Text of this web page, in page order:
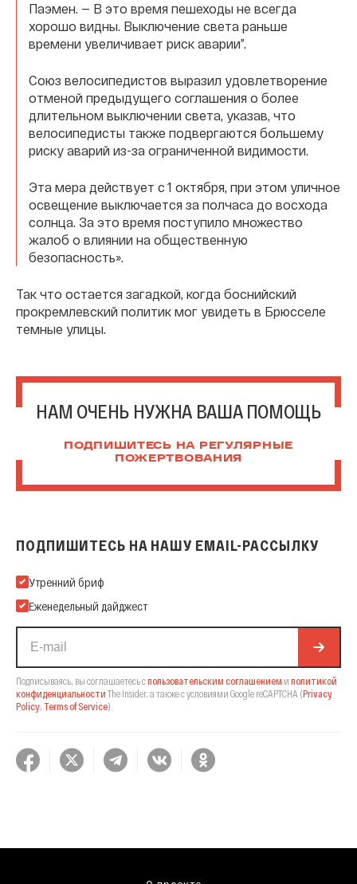
Паэмен. — В это время пешеходы не всегда
хорошо видны. Выключение света раньше
времени увеличивает риск аварии”.
Союз велосипедистов выразил удовлетворение
отменой предыдущего соглашения о более
длительном выключении света, указав, что
велосипедисты также подвергаются большему
риску аварий из-за ограниченной видимости.
Эта мера действует с 1 октября, при этом уличное
освещение выключается за полчаса до восхода
солнца. За это время поступило множество
жалоб о влиянии на общественную
безопасность».
Так что остается загадкой, когда боснийский
прокремлевский политик мог увидеть в Брюсселе
темные улицы.
НАМ ОЧЕНЬ НУЖНА ВАША ПОМОЩЬ
ПОДПИШИТЕСЬ НА РЕГУЛЯРНЫЕ
ПОЖЕРТВОВАНИЯ
ПОДПИШИТЕСЬ НА НАШУ EMAIL-РАССЫЛКУ
Подпишитесь на нашу Email-рассылку
Утренний бриф
Еженедельный дайджест
Подписываясь, вы соглашаетесь спользовательским соглашением и политикой
конфиденциальности The Insider, а также с условиями Google reCAPTCHA (Privacy
Policy, Terms of Service).